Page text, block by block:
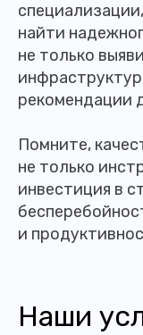
найти
не только
рекомендации
Помните,
не только
инвестиция в
и
Наши